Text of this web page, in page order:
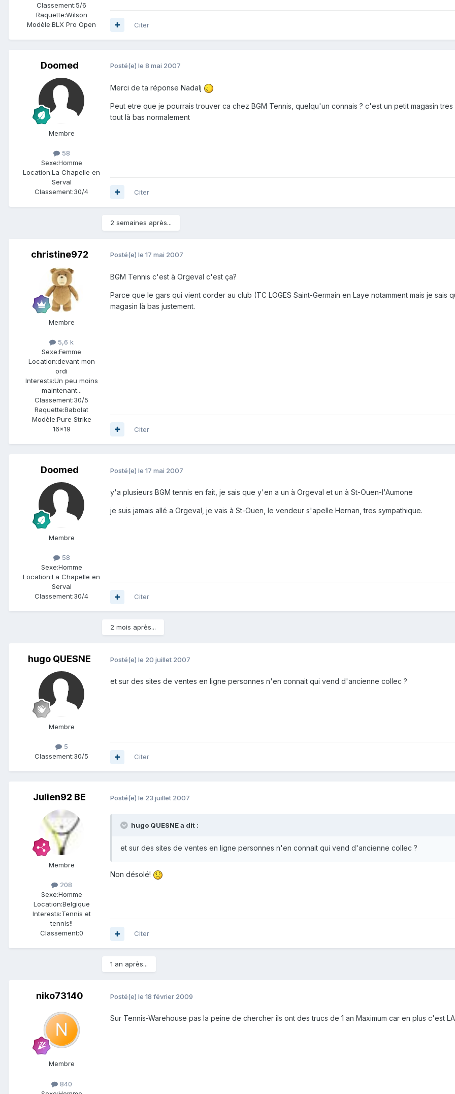
Classement:5/6
Raquette:Wilson
Modèle:BLX Pro Open Citer
Doomed
Membre
58
Sexe:Homme
Location:La Chapelle en
Serval
Classement:30/4
Posté(e) le 8 mai 2007
Merci de ta réponse Nadalj
Peut etre que je pourrais trouver ca chez BGM Tennis, quelqu'un connais ? c'est un petit magasin
tout là bas normalement
Citer
2 semaines après...
christine972
Membre
5,6 k
Sexe:Femme
Location:devant mon
ordi
Interests:Un peu moins
maintenant...
Classement:30/5
Raquette:Babolat
Modèle:Pure Strike
16x19
Posté(e) le 17 mai 2007
BGM Tennis c'est à Orgeval c'est ça?
Parce que le gars qui vient corder au club (TC LOGES Saint-Germain en Laye notamment mais je
magasin là bas justement.
Citer
Doomed
Membre
58
Sexe:Homme
Location:La Chapelle en
Serval
Classement:30/4
Posté(e) le 17 mai 2007
y'a plusieurs BGM tennis en fait, je sais que y'en a un à Orgeval et un à St-Ouen-l'Aumone
je suis jamais allé a Orgeval, je vais à St-Ouen, le vendeur s'apelle Hernan, tres sympathique.
Citer
2 mois après...
hugo QUESNE
Membre
5
Classement:30/5
Posté(e) le 20 juillet 2007
et sur des sites de ventes en ligne personnes n'en connait qui vend d'ancienne collec ?
Citer
Julien92 BE
Membre
208
Sexe:Homme
Location:Belgique
Interests:Tennis et
tennis!!
Classement:0
Posté(e) le 23 juillet 2007
hugo QUESNE a dit :
et sur des sites de ventes en ligne personnes n'en connait qui vend d'ancienne collec ?
Non désolé!
Citer
1 an après...
niko73140
Membre
840
Posté(e) le 18 février 2009
Sur Tennis-Warehouse pas la peine de chercher ils ont des trucs de 1 an Maximum car en plus c'est